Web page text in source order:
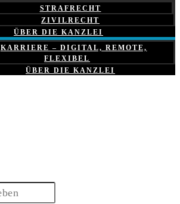
STRAFRECHT
ZIVILRECHT
ÜBER DIE KANZLEI
KARRIERE – DIGITAL, REMOTE,
FLEXIBEL
ÜBER DIE KANZLEI